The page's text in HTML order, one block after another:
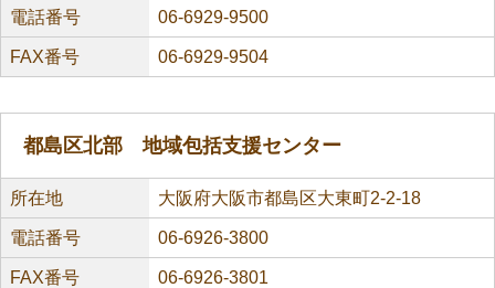
電話番号 06-6929-9500
FAX番号 06-6929-9504
都島区北部 地域包括支援センター
所在地 大阪府大阪市都島区大東町2-2-18
電話番号 06-6926-3800
FAX番号 06-6926-3801